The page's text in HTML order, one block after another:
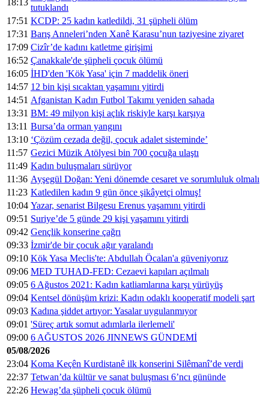
18:13
tutuklandı
17:51 KCDP: 25 kadın katledildi, 31 şüpheli ölüm
17:31 Barış Anneleri’nden Xanê Karasu’nun taziyesine ziyaret
17:09 Cizîr’de kadını katletme girişimi
16:52 Çanakkale'de şüpheli çocuk ölümü
16:05 İHD'den 'Kök Yasa' için 7 maddelik öneri
14:57 12 bin kişi sıcaktan yaşamını yitirdi
14:51 Afganistan Kadın Futbol Takımı yeniden sahada
13:31 BM: 49 milyon kişi açlık riskiyle karşı karşıya
13:11 Bursa’da orman yangını
13:10 ‘Çözüm cezada değil, çocuk adalet sisteminde’
11:57 Gezici Müzik Atölyesi bin 700 çocuğa ulaştı
11:49 Kadın buluşmaları sürüyor
11:36 Ayşegül Doğan: Yeni dönemde cesaret ve sorumluluk olmalı
11:23 Katledilen kadın 9 gün önce şikâyetçi olmuş!
10:04 Yazar, senarist Bilgesu Erenus yaşamını yitirdi
09:51 Suriye’de 5 günde 29 kişi yaşamını yitirdi
09:42 Gençlik konserine çağrı
09:33 İzmir'de bir çocuk ağır yaralandı
09:10 Kök Yasa Meclis'te: Abdullah Öcalan'a güveniyoruz
09:06 MED TUHAD-FED: Cezaevi kapıları açılmalı
09:05 6 Ağustos 2021: Kadın katliamlarına karşı yürüyüş
09:04 Kentsel dönüşüm krizi: Kadın odaklı kooperatif modeli şart
09:03 Kadına şiddet artıyor: Yasalar uygulanmıyor
09:01 'Süreç artık somut adımlarla ilerlemeli'
09:00 6 AĞUSTOS 2026 JINNEWS GÜNDEMİ
05/08/2026
23:04 Koma Keçên Kurdistanê ilk konserini Silêmanî’de verdi
22:37 Tetwan’da kültür ve sanat buluşması 6’ncı gününde
22:26 Hewag’da şüpheli çocuk ölümü